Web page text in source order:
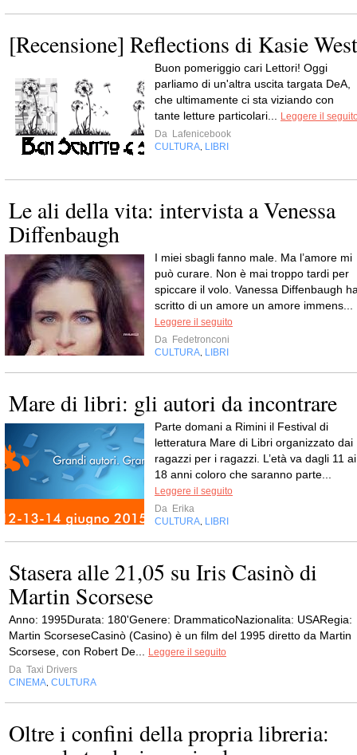
[Recensione] Reflections di Kasie West
Buon pomeriggio cari Lettori! Oggi
parliamo di un'altra uscita targata DeA,
che ultimamente ci sta viziando con
tante letture particolari...
Leggere il
Da Lafenicebook
CULTURA LIBRI
Le ali della vita: intervista a Venessa
Diffenbaugh
I miei sbagli fanno male. Ma l’amore mi
può curare. Non è mai troppo tardi per
spiccare il volo. Vanessa Diffenbaugh
scritto di un amore un amore immens...
Leggere il seguito
Da Fedetronconi
CULTURA LIBRI
Mare di libri: gli autori da incontrare
Parte domani a Rimini il Festival di
letteratura Mare di Libri organizzato dai
ragazzi per i ragazzi. L’età va dagli 11 ai
18 anni coloro che saranno parte...
Leggere il seguito
Da Erika
CULTURA LIBRI
Stasera alle 21,05 su Iris Casinò di
Martin Scorsese
Anno: 1995Durata: 180'Genere: DrammaticoNazionalita: USARegia:
Martin ScorseseCasinò (Casino) è un film del 1995 diretto da Martin
Scorsese, con Robert De...
Leggere il seguito
Da Taxi Drivers
CINEMA CULTURA
Oltre i confini della propria libreria: